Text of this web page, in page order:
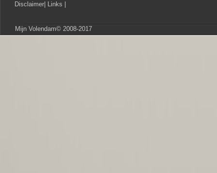
Disclaimer Links
Mijn Volendam© 2008-2017